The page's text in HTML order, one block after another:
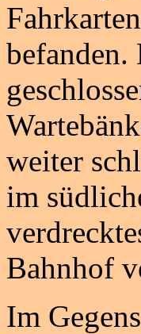
befanden.
weiter
im
Bahnhof
Im